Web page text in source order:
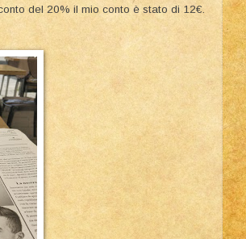
del 20% il mio conto è stato di 12€.